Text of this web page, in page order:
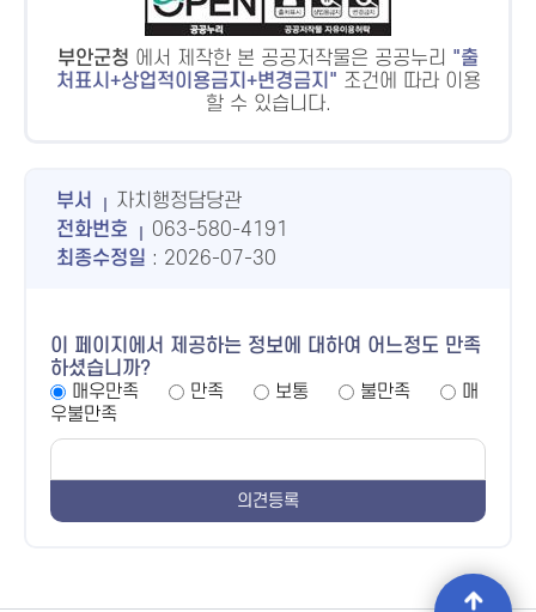
부안군청 에서 제작한 본 공공저작물은 공공누리
출
처표시+상업적이용금지+변경금지
조건에 따라 이용
할 수 있습니다.
부서
자치행정담당관
전화번호
063-580-4191
최종수정일 : 2026-07-30
이 페이지에서 제공하는 정보에 대하여 어느정도 만족
하셨습니까?
매우만족
만족 보통 불만족
매
우불만족